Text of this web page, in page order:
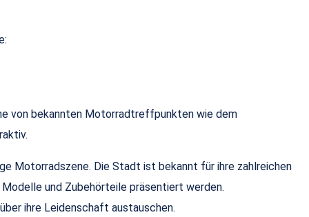
von bekannten Motorradtreffpunkten wie dem
Motorradszene. Die Stadt ist bekannt für ihre zahlreichen
und Zubehörteile präsentiert werden.
ihre Leidenschaft austauschen.